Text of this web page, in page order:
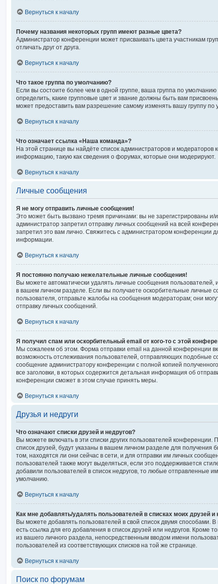
Вернуться к началу
Почему названия некоторых групп имеют разные цвета?
Администратор конференции может присваивать цвета участникам
отличать друг от друга.
Вернуться к началу
Что такое группа по умолчанию?
Если вы состоите более чем в одной группе, ваша группа по умолчанию
определить, какие групповые цвет и звание должны быть вам
может предоставить вам разрешение самому изменять вашу группу
Вернуться к началу
Что означает ссылка «Наша команда»?
На этой странице вы найдёте список администраторов и модераторов
информацию, такую как сведения о форумах, которые они модерируют.
Вернуться к началу
Личные сообщения
Я не могу отправить личные сообщения!
Это может быть вызвано тремя причинами: вы не зарегистрированы
администратор запретил отправку личных сообщений на всей
запретил это вам лично. Свяжитесь с администратором конференции
информации.
Вернуться к началу
Я постоянно получаю нежелательные личные сообщения!
Вы можете автоматически удалять личные сообщения пользователей,
в вашем личном разделе. Если вы получаете оскорбительные личные
пользователя, отправьте жалобы на сообщения модераторам; они
отправку личных сообщений.
Вернуться к началу
Я получил спам или оскорбительный email от кого-то с этой
Мы сожалеем об этом. Форма отправки email на данной конференции
возможность отслеживания пользователей, отправляющих подобные
сообщение администратору конференции с полной копией
все заголовки, в которых содержится детальная информация об
конференции сможет в этом случае принять меры.
Вернуться к началу
Друзья и недруги
Что означают списки друзей и недругов?
Вы можете включать в эти списки других пользователей конференции.
список друзей, будут указаны в вашем личном разделе для получения
том, находятся ли они сейчас в сети, и для отправки им личных
пользователей также могут выделяться, если это поддерживается
добавили пользователей в список недругов, то любые отправленные
умолчанию.
Вернуться к началу
Как мне добавлять/удалять пользователей в списках моих друзей и
Вы можете добавлять пользователей в свой список двумя способами.
есть ссылка для его добавления в список друзей или недругов. Кроме
из вашего личного раздела, непосредственным вводом имени
пользователей из соответствующих списков на той же странице.
Вернуться к началу
Поиск по форумам